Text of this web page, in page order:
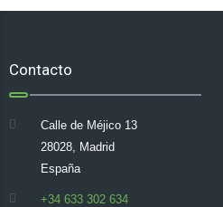
Contacto
Calle de Méjico 13
28028, Madrid
España
+34 633 302 634